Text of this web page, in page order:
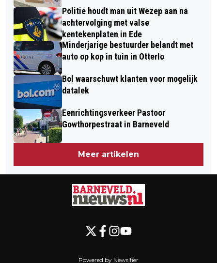
Politie houdt man uit Wezep aan na
achtervolging met valse
kentekenplaten in Ede
Minderjarige bestuurder belandt met
auto op kop in tuin in Otterlo
Bol waarschuwt klanten voor mogelijk
datalek
Eenrichtingsverkeer Pastoor
Gowthorpestraat in Barneveld
Meer artikelen
Powered by Newsifier